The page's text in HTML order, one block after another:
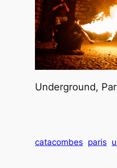
Underground,
catacombes paris